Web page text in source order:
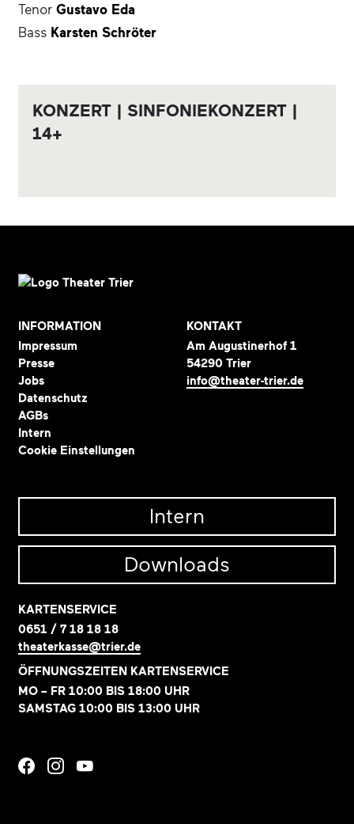
Tenor Gustavo Eda
Bass Karsten Schröter
KONZERT | SINFONIEKONZERT |
14+
INFORMATION
Impressum
Presse
Jobs
Datenschutz
AGBs
Intern
Cookie Einstellungen
KONTAKT
Am Augustinerhof 1
54290 Trier
info@theater-trier.de
Intern
Downloads
KARTENSERVICE
0651 / 7 18 18 18
theaterkasse@trier.de
ÖFFNUNGSZEITEN KARTENSERVICE
MO – FR 10:00 BIS 18:00 UHR
SAMSTAG 10:00 BIS 13:00 UHR